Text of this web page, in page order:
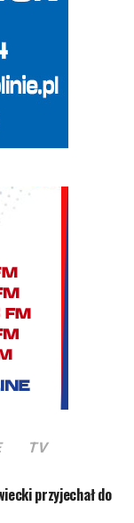
TV
przyjechał do